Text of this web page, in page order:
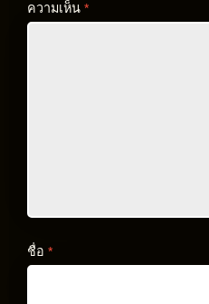
ความเห็น *
ชื่อ *